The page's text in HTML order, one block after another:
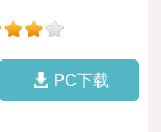
PC下载